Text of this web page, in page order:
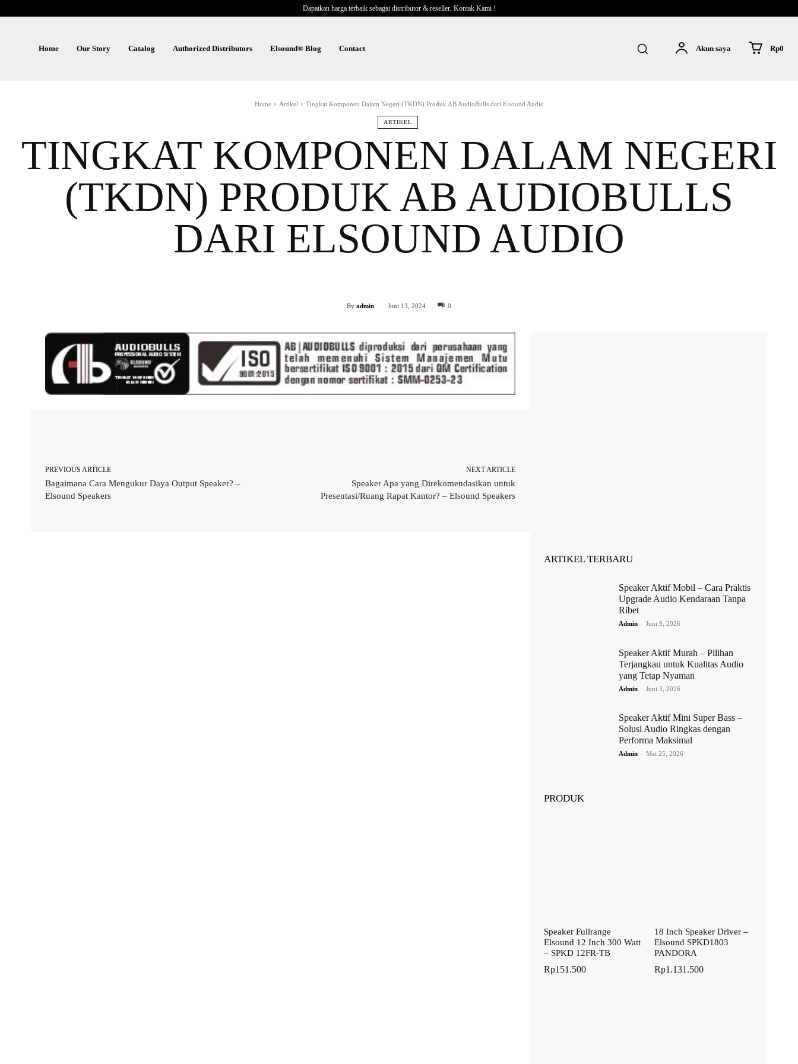
Dapatkan harga terbaik sebagai distributor & reseller, Kontak Kami !
Home Our Story Catalog Authorized Distributors Elsound® Blog Contact Akun saya Rp0
Home Artikel Tingkat Komponen Dalam Negeri (TKDN) Produk AB AudioBulls dari Elsound Audio
ARTIKEL
TINGKAT KOMPONEN DALAM NEGERI
(TKDN) PRODUK AB AUDIOBULLS
DARI ELSOUND AUDIO
By admin Juni 13, 2024 0
PREVIOUS ARTICLE
Bagaimana Cara Mengukur Daya Output Speaker? –
Elsound Speakers
NEXT ARTICLE
Speaker Apa yang Direkomendasikan untuk
Presentasi/Ruang Rapat Kantor? – Elsound Speakers
ARTIKEL TERBARU
Speaker Aktif Mobil – Cara Praktis
Upgrade Audio Kendaraan Tanpa
Ribet
Admin - Juni 9, 2026
Speaker Aktif Murah – Pilihan
Terjangkau untuk Kualitas Audio
yang Tetap Nyaman
Admin - Juni 3, 2026
Speaker Aktif Mini Super Bass –
Solusi Audio Ringkas dengan
Performa Maksimal
Admin - Mei 25, 2026
PRODUK
Speaker Fullrange
Elsound 12 Inch 300 Watt
– SPKD 12FR-TB
Rp151.500
18 Inch Speaker Driver –
Elsound SPKD1803
PANDORA
Rp1.131.500